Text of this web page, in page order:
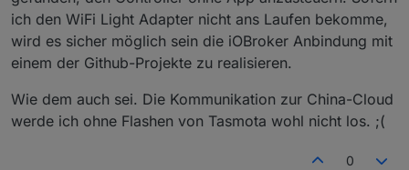
ich den WiFi Light Adapter nicht ans Laufen bekomme,
wird es sicher möglich sein die iOBroker Anbindung mit
einem der Github-Projekte zu realisieren.
Wie dem auch sei. Die Kommunikation zur China-Cloud
werde ich ohne Flashen von Tasmota wohl nicht los. ;(
0